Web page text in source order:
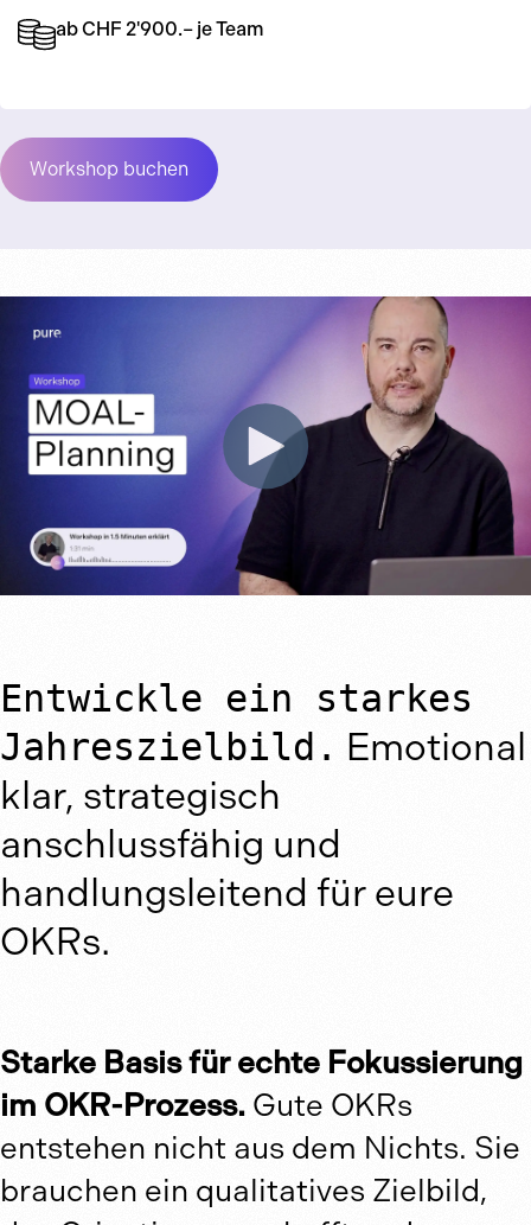
ab CHF 2'900.– je Team
Workshop buchen
Entwickle ein starkes
Jahreszielbild. Emotional
klar, strategisch
anschlussfähig und
handlungsleitend für eure
OKRs.
Starke Basis für echte Fokussierung
im OKR-Prozess. Gute OKRs
entstehen nicht aus dem Nichts. Sie
brauchen ein qualitatives Zielbild,